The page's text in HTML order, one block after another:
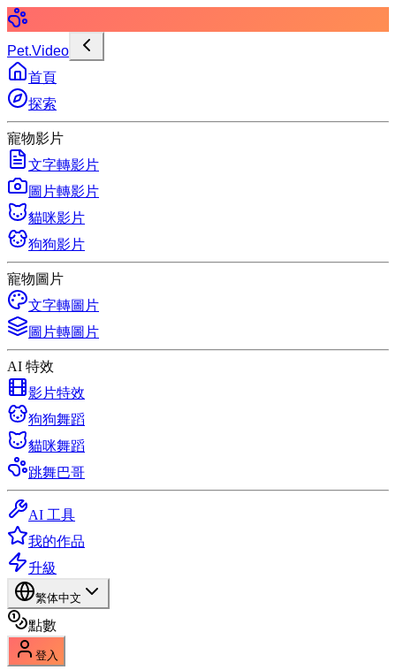
Pet.Video
首頁
探索
寵物影片
文字轉影片
圖片轉影片
貓咪影片
狗狗影片
寵物圖片
文字轉圖片
圖片轉圖片
AI 特效
影片特效
狗狗舞蹈
貓咪舞蹈
跳舞巴哥
AI 工具
我的作品
升級
繁体中文
點數
登入